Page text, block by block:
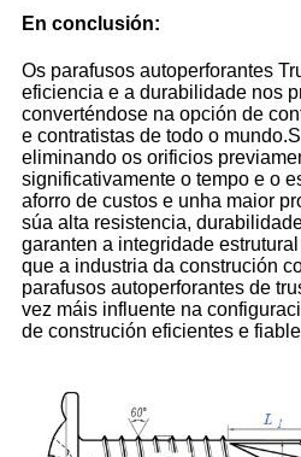
En conclusión:
Os parafusos autoperforantes
eficiencia e a durabilidade nos
converténdose na opción de
e contratistas de todo o
eliminando os orificios
significativamente o tempo e o
aforro de custos e unha maior
súa alta resistencia,
garanten a integridade
que a industria da construción
parafusos autoperforantes de
vez máis influente na
de construción eficientes e